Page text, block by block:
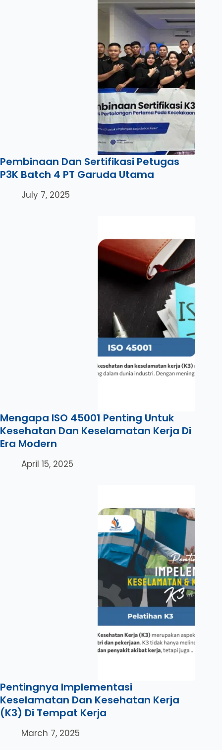
Pembinaan Dan Sertifikasi Petugas
P3K Batch 4 PT Garuda Utama
July 7, 2025
Mengapa ISO 45001 Penting Untuk
Kesehatan Dan Keselamatan Kerja Di
Era Modern
April 15, 2025
Pentingnya Implementasi
Keselamatan Dan Kesehatan Kerja
(K3) Di Tempat Kerja
March 7, 2025